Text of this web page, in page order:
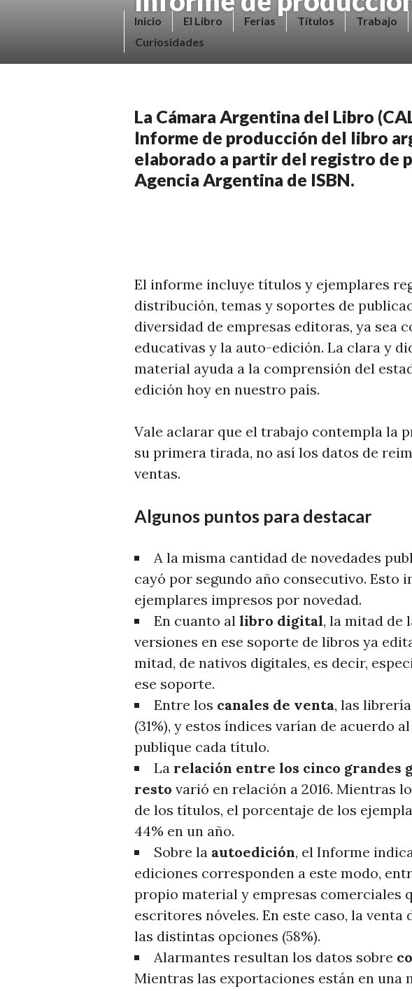
V
E
N
R
+
LI
B
O
T
I
C
I
A
Inicio El Libro Ferias Títulos Trabajo
Curiosidades
La Cámara Argentina del Libro
Informe de producción del libro
elaborado a partir del registro de
Agencia Argentina de ISBN.
El informe incluye títulos y ejemplares
distribución, temas y soportes de
diversidad de empresas editoras, ya sea
educativas y la auto-edición. La clara y
material ayuda a la comprensión del
edición hoy en nuestro país.
Vale aclarar que el trabajo contempla la
su primera tirada, no así los datos de
ventas.
Algunos puntos para destacar
A la misma cantidad de novedades
cayó por segundo año consecutivo. Esto
ejemplares impresos por novedad.
En cuanto al libro digital, la mitad de
versiones en ese soporte de libros ya
mitad, de nativos digitales, es decir,
ese soporte.
Entre los canales de venta, las
(31%), y estos índices varían de acuerdo
publique cada título.
La relación entre los cinco grandes
resto varió en relación a 2016. Mientras
de los títulos, el porcentaje de los
44% en un año.
Sobre la autoedición, el Informe
ediciones corresponden a este modo,
propio material y empresas comerciales
escritores nóveles. En este caso, la
las distintas opciones (58%).
Alarmantes resultan los datos sobre
Mientras las exportaciones están en una